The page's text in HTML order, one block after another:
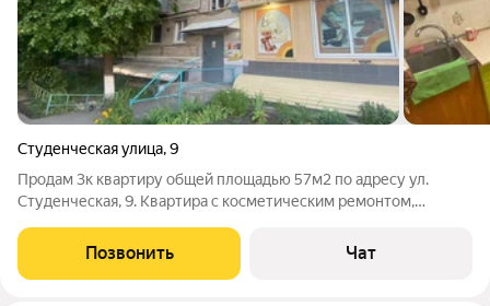
Студенческая улица,9
Продам 3к квартиру общей площадью 57м2 по адресу ул.
Студенческая, 9. Квартира с косметическим ремонтом,
инфраструктура. Дополнительная информация по телефону.
Если не отвечаю сразу, то обязательно
Позвонить Чат